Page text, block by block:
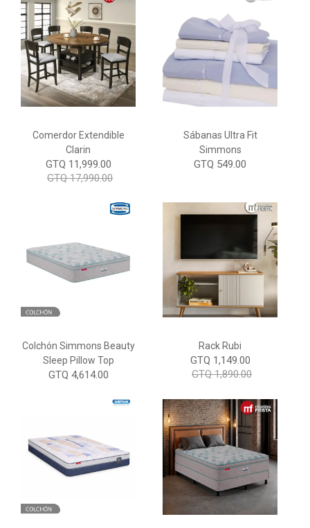
Comerdor Extendible
Clarin
GTQ 11,999.00
GTQ 17,990.00
Sábanas Ultra Fit
Simmons
GTQ 549.00
Colchón Simmons Beauty
Sleep Pillow Top
GTQ 4,614.00
Rack Rubi
GTQ 1,149.00
GTQ 1,890.00